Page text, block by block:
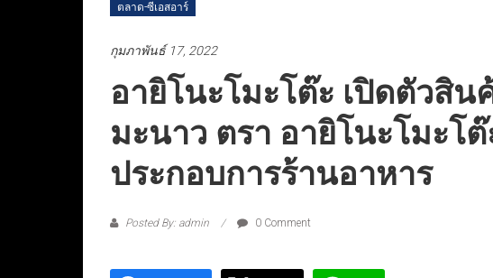
ตลาด-ซีเอสอาร์
กุมภาพันธ์ 17, 2022
อายิโนะโมะโต๊ะ เปิดตัวสิน
มะนาว ตรา อายิโนะโมะโต๊
ประกอบการร้านอาหาร
Posted By: admin 0 Comment